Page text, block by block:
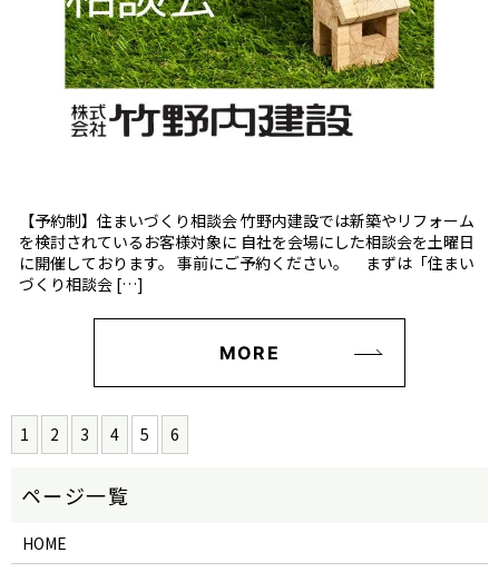
【予約制】住まいづくり相談会 竹野内建設では新築やリフォーム
を検討されているお客様対象に 自社を会場にした相談会を土曜日
に開催しております。 事前にご予約ください。 まずは「住まい
づくり相談会 […]
MORE
1 2 3 4 5 6
HOME